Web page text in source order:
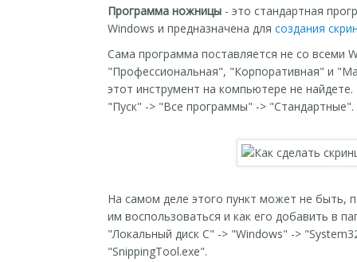
Программа ножницы - это стандартная
Windows и предназначена для создания
Сама программа поставляется не со всеми
"Профессиональная", "Корпоративная" и
этот инструмент на компьютере не
"Пуск" -> "Все программы" -> "Стандартные".
На самом деле этого пункт может не быть,
им воспользоваться и как его добавить в
"Локальный диск C" -> "Windows" ->
"SnippingTool.exe".